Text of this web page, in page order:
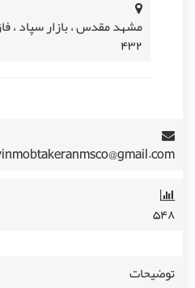
432
۵۴۸
توضیحات